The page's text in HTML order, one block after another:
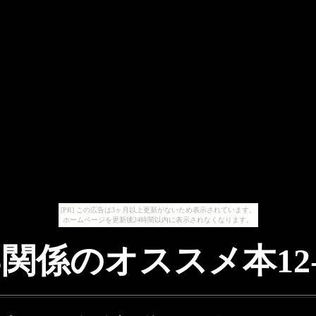
[PR] この広告は3ヶ月以上更新がないため表示されています。
ホームページを更新後24時間以内に表示されなくなります。
係のオススメ本